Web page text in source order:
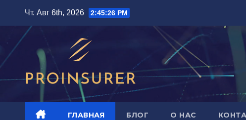
содержимому
Чт. Авг 6th, 2026 2:45:28 PM
ГЛАВНАЯ БЛОГ О НАС